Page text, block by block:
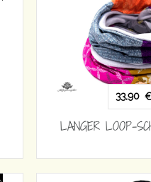
33,90
LANGER LOOP-